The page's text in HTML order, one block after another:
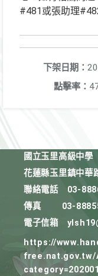
#481或張助理
下架日期：
點擊率：
國立玉里高級中學
花蓮縣玉里鎮中華
聯絡電話
03-
傳真
03-
電子信箱
https://